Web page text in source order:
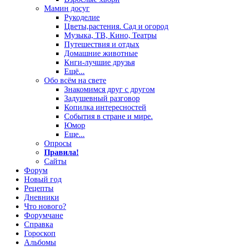
Мамин досуг
Рукоделие
Цветы,растения. Сад и огород
Музыка, ТВ, Кино, Театры
Путешествия и отдых
Домашние животные
Кнги-лучшие друзья
Ещё...
Обо всём на свете
Знакомимся друг с другом
Задушевный разговор
Копилка интересностей
События в стране и мире.
Юмор
Еще...
Опросы
Правила!
Сайты
Форум
Новый год
Рецепты
Дневники
Что нового?
Форумчане
Справка
Гороскоп
Альбомы